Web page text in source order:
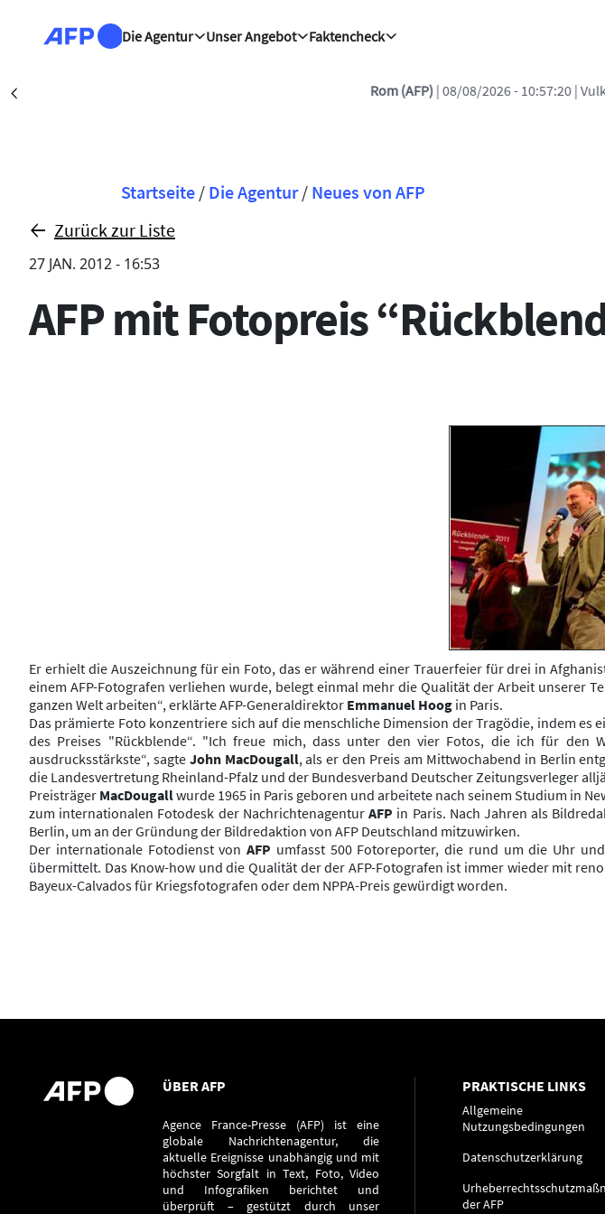
Die Agentur
Unser Angebot Faktencheck
| 08/08/2026 - 10:57:20 | Vulkan Ätna auf Sizilien
Pfadnavigation
Startseite / Die Agentur/ Neues von AFP
Zurück zur Liste
27 JAN. 2012 - 16:53
AFP mit Fotopreis
Er erhielt die Auszeichnung für ein Foto, das er während einer Trauerfeier für drei in
einem AFP-Fotografen verliehen wurde, belegt einmal mehr die Qualität der Arbeit unserer
ganzen Welt arbeiten“, erklärte AFP-Generaldirektor Emmanuel Hoog in Paris.
Das prämierte Foto konzentriere sich auf die menschliche Dimension der Tragödie, indem
des Preises "Rückblende“. "Ich freue mich, dass unter den vier Fotos, die ich für den
ausdrucksstärkste“, sagte John MacDougall, als er den Preis am Mittwochabend in Berlin
die Landesvertretung Rheinland-Pfalz und der Bundesverband Deutscher Zeitungsverleger
Preisträger MacDougallwurde 1965 in Paris geboren und arbeitete nach seinem Studium in
zum internationalen Fotodesk der NachrichtenagenturAFP in Paris. Nach Jahren als
Berlin, um an der Gründung der Bildredaktion von AFP Deutschland mitzuwirken.
Der internationale Fotodienst vonAFP umfasst 500 Fotoreporter, die rund um die Uhr
übermittelt. Das Know-how und die Qualität der der AFP-Fotografen ist immer wieder mit
Bayeux-Calvados für Kriegsfotografen oder dem NPPA-Preis gewürdigt worden.
ÜBER AFP
Agence France-Presse (AFP) ist eine
globale Nachrichtenagentur, die
aktuelle Ereignisse unabhängig und mit
höchster Sorgfalt in Text, Foto, Video
und Infografiken berichtet und
überprüft – gestützt durch unser
PRAKTISCHE LINKS
Allgemeine
Nutzungsbedingungen
Datenschutzerklärung
der AFP